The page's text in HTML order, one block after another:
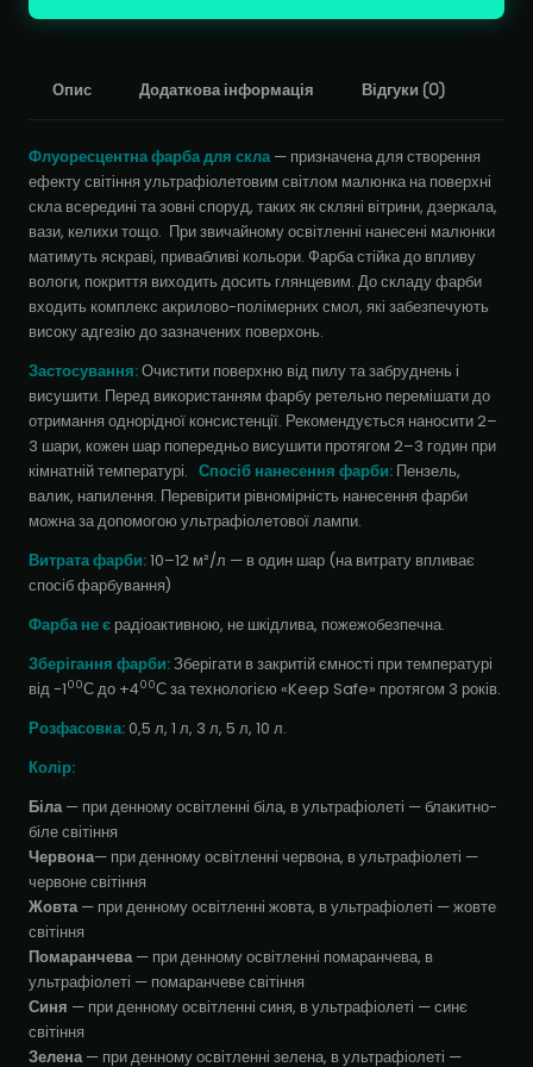
Опис Додаткова інформація Відгуки (0)
Флуоресцентна фарба для скла— призначена для створення
ефекту світіння ультрафіолетовим світлом малюнка на поверхні
скла всередині та зовні споруд, таких як скляні вітрини, дзеркала,
вази, келихи тощо. При звичайному освітленні нанесені малюнки
матимуть яскраві, привабливі кольори. Фарба стійка до впливу
вологи, покриття виходить досить глянцевим. До складу фарби
входить комплекс акрилово-полімерних смол, які забезпечують
високу адгезію до зазначених поверхонь.
Застосування:Очистити поверхню від пилу та забруднень і
висушити. Перед використанням фарбу ретельно перемішати до
отримання однорідної консистенції. Рекомендується наносити 2–
3 шари, кожен шар попередньо висушити протягом 2–3 годин при
кімнатній температурі. Спосіб нанесення фарби: Пензель,
валик, напилення. Перевірити рівномірність нанесення фарби
можна за допомогою ультрафіолетової лампи.
Витрата фарби:10–12 м²/л — в один шар (на витрату впливає
спосіб фарбування)
Фарба не є радіоактивною, не шкідлива, пожежобезпечна.
Зберігання фарби:Зберігати в закритій ємності при температурі
від -100С до +400С за технологією «Keep Safe» протягом 3 років.
Розфасовка: 0,5 л, 1 л, 3 л, 5 л, 10 л.
Колір:
Біла— при денному освітленні біла, в ультрафіолеті — блакитно-
біле світіння
Червона— при денному освітленні червона, в ультрафіолеті —
червоне світіння
Жовта— при денному освітленні жовта, в ультрафіолеті — жовте
світіння
Помаранчева— при денному освітленні помаранчева, в
ультрафіолеті — помаранчеве світіння
Синя — при денному освітленні синя, в ультрафіолеті — синє
світіння
Зелена— при денному освітленні зелена, в ультрафіолеті —